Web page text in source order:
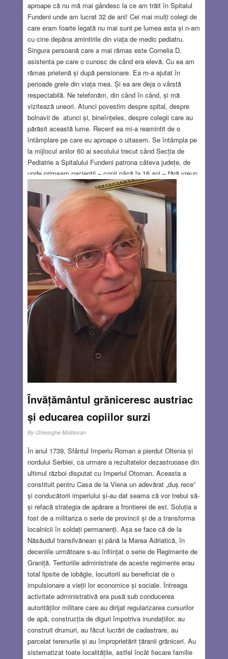
aproape că nu mă mai gândesc la ce am trăit în Spitalul
Fundeni unde am lucrat 32 de ani! Cei mai mulți colegi de
care eram foarte legată nu mai sunt pe lumea asta și n-am
cu cine depăna amintirile din viața de medic pediatru.
Singura persoană care a mai rămas este Cornelia D.
asistenta pe care o cunosc de când era elevă. Cu ea am
rămas prietenă și după pensionare. Ea m-a ajutat în
perioade grele din viața mea. Și ea are deja o vârstă
respectabilă. Ne telefonăm, din când în când, și mă
vizitează uneori. Atunci povestim despre spital, despre
bolnavii de atunci și, bineînțeles, despre colegii care au
părăsit această lume. Recent ea mi-a reamintit de o
întâmplare pe care eu aproape o uitasem. Se întâmpla pe
la mijlocul anilor 60 ai secolului trecut când Secția de
Pediatrie a Spitalului Fundeni patrona câteva județe, de
unde primeam pacienții – copii până la 16 ani – fără vreun
anunț prealabil. În general ni se trimiteau cazurile mai
grave sau cazurile problemă. Un astfel de caz ne-a fost
trimis de spitalul din Tulcea cu mențiunea că adolescenta
de aproape 15 ani fusese internată timp de două
săptămâni cu diagnosticul de artrită reumatoidă și nu a
răspuns la tratament.
Read more…
AUG 25, 2022 10 COMMENTS
Învățământul grăniceresc austriac
și educarea copiilor surzi
By Gheorghe Moldovan
În anul 1739, Sfântul Imperiu Roman a pierdut Oltenia și
nordului Serbiei, ca urmare a rezultatelor dezastruoase din
ultimul război disputat cu Imperiul Otoman. Aceasta a
constituit pentru Casa de la Viena un adevărat „duș rece”
și conducătorii imperiului și-au dat seama că vor trebui să-
și refacă strategia de apărare a frontierei de est. Soluția a
fost de a militariza o serie de provincii și de a transforma
localnicii în soldați permanenți. Așa se face că de la
Năsăudul transilvănean și până la Marea Adriatică, în
deceniile următoare s-au înființat o serie de Regimente de
Graniță. Teritoriile administrate de aceste regimente erau
total lipsite de iobăgie, locuitorii au beneficiat de o
impulsionare a vieții lor economice și sociale. Întreaga
activitate administrativă era pusă sub conducerea
autorităților militare care au dirijat regularizarea cursurilor
de apă, construcția de diguri împotriva inundațiilor, au
construit drumuri, au făcut lucrări de cadastrare, au
parcelat terenurile și au împroprietărit țăranii grăniceri. Au
sistematizat toate localitățile, astfel încât fiecare familie